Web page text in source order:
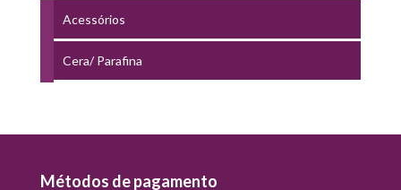
Acessórios
Cera/ Parafina
Métodos de pagamento